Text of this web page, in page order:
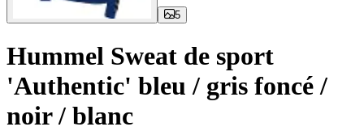
5
Hummel Sweat de sport
'Authentic' bleu / gris foncé /
noir / blanc